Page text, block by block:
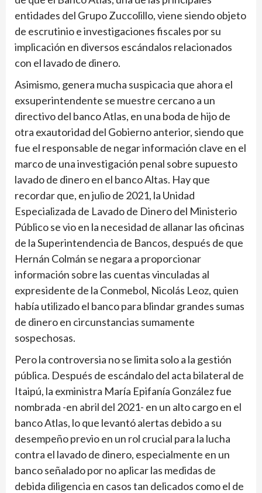
entidades del Grupo Zuccolillo, viene siendo objeto
de escrutinio e investigaciones fiscales por su
implicación en diversos escándalos relacionados
con el lavado de dinero.
Asimismo, genera mucha suspicacia que ahora el
exsuperintendente se muestre cercano a un
directivo del banco Atlas, en una boda de hijo de
otra exautoridad del Gobierno anterior, siendo que
fue el responsable de negar información clave en el
marco de una inves­tigación penal sobre supuesto
lavado de dinero en el banco Altas. Hay que
recordar que, en julio de 2021, la Unidad
Especializada de Lavado de Dinero del Ministerio
Público se vio en la necesidad de allanar las oficinas
de la Superintendencia de Bancos, después de que
Hernán Colmán se negara a proporcionar
información sobre las cuentas vinculadas al
expresidente de la Conmebol, Nicolás Leoz, quien
había utilizado el banco para blindar grandes sumas
de dinero en circunstancias sumamente
sospechosas.
Pero la controversia no se limita solo a la gestión
pública. Después de escándalo del acta bilateral de
Itaipú, la exministra María Epifanía González fue
nombrada -en abril del 2021- en un alto cargo en el
banco Atlas, lo que levantó alertas debido a su
desempeño previo en un rol crucial para la lucha
contra el lavado de dinero, especialmente en un
banco señalado por no aplicar las medidas de
debida diligencia en casos tan delicados como el de